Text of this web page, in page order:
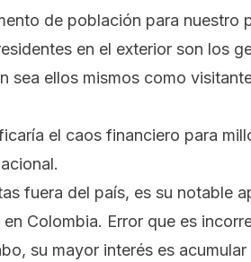
de población para nuestro
en el exterior son los
sea ellos mismos como
el caos financiero para
fuera del país, es su notable
Colombia. Error que es
su mayor interés es